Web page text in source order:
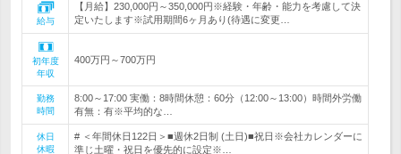
給与
【月給】230,000円～350,000円※経験・年齢・能力を考慮して決
定いたします※試用期間6ヶ月あり(待遇に変更…
初年度
年収
400万円～700万円
勤務
時間
8:00～17:00 実働：8時間休憩：60分（12:00～13:00）時間外労働
有無：有※平均的な…
休日
休暇
# ＜年間休日122日＞■週休2日制 (土日)■祝日※会社カレンダーに
準じ土曜・祝日を優先的に設定※…